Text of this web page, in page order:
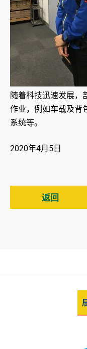
随着科技迅速发展，
作业，例如车载及背
系统等。
2020年4月5日
返回